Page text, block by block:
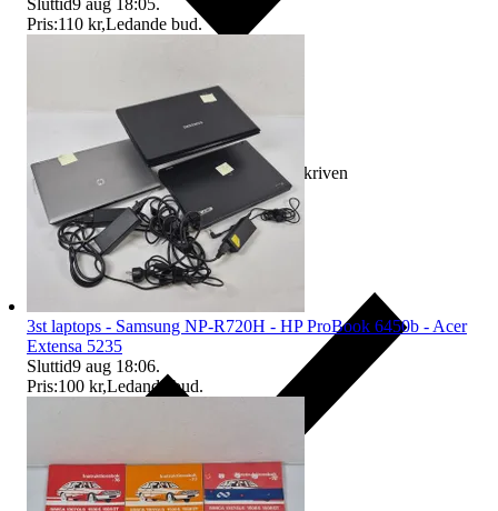
Ersättning om varan inte är som beskriven
Sluttid9 aug 18:05.
Pris:110 kr,Ledande bud.
3st laptops - Samsung NP-R720H - HP ProBook 6450b - Acer
Extensa 5235
Sluttid9 aug 18:06.
Pris:100 kr,Ledande bud.